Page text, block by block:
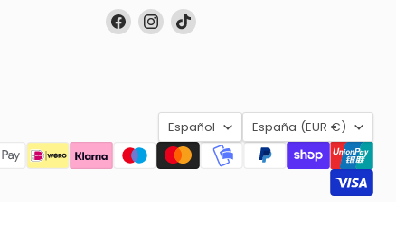
Encuéntrenos
en
Encuéntrenos
en
Encuéntrenos
Idioma
Español País
España
(EUR €)